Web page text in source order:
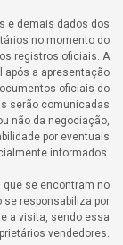
e demais dados dos
no momento do
registros oficiais. A
a apresentação
oficiais do
serão comunicadas
não da negociação,
por eventuais
informados.
se encontram no
se responsabiliza por
a visita, sendo essa
vendedores.